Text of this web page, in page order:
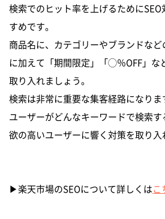
検索でのヒット率を上げるために
すめです。
商品名に、カテゴリーやブランドなど
に加えて「期間限定」「◯％OFF」な
取り入れましょう。
検索は非常に重要な集客経路になりま
ユーザーがどんなキーワードで検索
欲の高いユーザーに響く対策を取り入
▶︎楽天市場のSEOについて詳しくは こ